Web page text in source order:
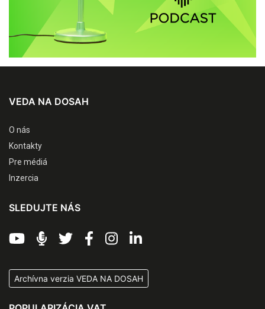
VEDA NA DOSAH
O nás
Kontakty
Pre médiá
Inzercia
SLEDUJTE NÁS
Archívna verzia VEDA NA DOSAH